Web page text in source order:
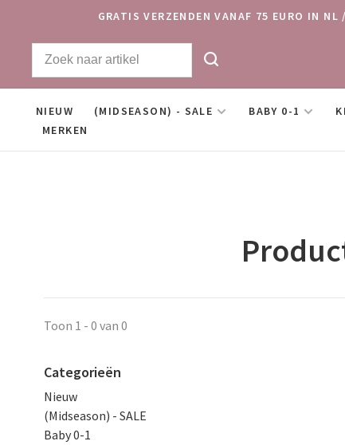
GRATIS VERZENDEN VANAF 75 EURO IN
NIEUW (MIDSEASON) - SALE BABY 0-1
MERKEN
Toon 1 - 0 van 0
Categorieën
Nieuw
(Midseason) - SALE
Baby 0-1